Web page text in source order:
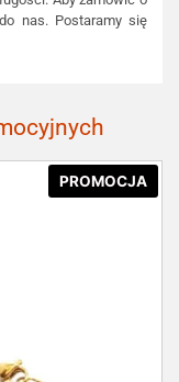
nas. Postaramy się
PROMOCJA